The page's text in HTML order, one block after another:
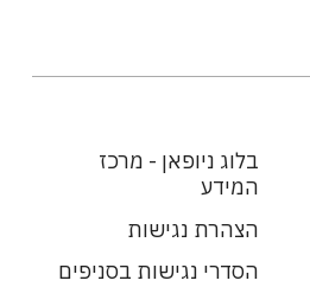
בלוג ניופאן - מרכז
המידע
הצהרת נגישות
הסדרי נגישות בסניפים